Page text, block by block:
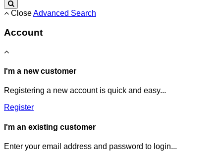
CloseAdvanced Search
Account
I'm a new customer
Registering a new account is quick and easy...
Register
I'm an existing customer
Enter your email address and password to login...